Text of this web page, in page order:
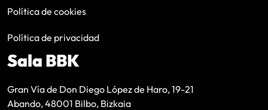
Política de cookies
Política de privacidad
Sala BBK
Gran Vía de Don Diego López de Haro, 19-21
Abando, 48001 Bilbo, Bizkaia